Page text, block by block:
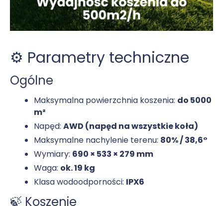
⚙️ Parametry techniczne
Ogólne
Maksymalna powierzchnia koszenia: do 5000
m²
Napęd: AWD (napęd na wszystkie koła)
Maksymalne nachylenie terenu: 80% / 38,6°
Wymiary: 690 × 533 × 279 mm
Waga: ok. 19 kg
Klasa wodoodporności: IPX6
🍃 Koszenie